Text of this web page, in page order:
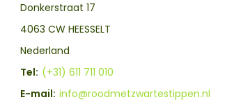
Donkerstraat 17
4063 CW HEESSELT
Nederland
Tel: (+31) 611 711 010
E-mail: info@roodmetzwartestippen.nl